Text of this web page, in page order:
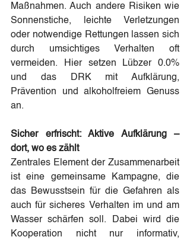
Maßnahmen. Auch andere Risiken wie
Sonnenstiche, leichte Verletzungen
oder notwendige Rettungen lassen sich
durch umsichtiges Verhalten oft
vermeiden. Hier setzen Lübzer 0.0%
und das DRK mit Aufklärung,
Prävention und alkoholfreiem Genuss
an.
Sicher erfrischt: Aktive Aufklärung –
dort, wo es zählt
Zentrales Element der Zusammenarbeit
ist eine gemeinsame Kampagne, die
das Bewusstsein für die Gefahren als
auch für sicheres Verhalten im und am
Wasser schärfen soll. Dabei wird die
Kooperation nicht nur informativ,